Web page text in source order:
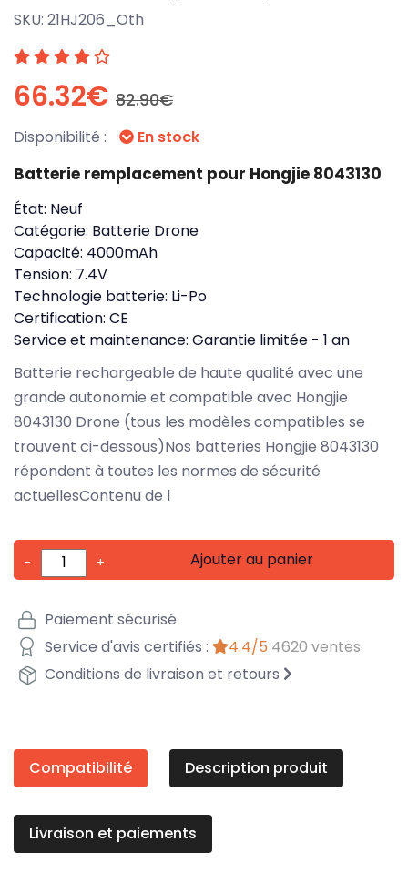
SKU: 21HJ206_Oth
66.32€ 82.90€
Disponibilité : En stock
Batterie remplacement pour Hongjie 8043130
État: Neuf
Catégorie: Batterie Drone
Capacité: 4000mAh
Tension: 7.4V
Technologie batterie: Li-Po
Certification: CE
Service et maintenance: Garantie limitée - 1 an
Batterie rechargeable de haute qualité avec une
grande autonomie et compatible avec Hongjie
8043130 Drone (tous les modèles compatibles se
trouvent ci-dessous)Nos batteries Hongjie 8043130
répondent à toutes les normes de sécurité
actuellesContenu de l
- + Ajouter au panier
Paiement sécurisé
Service d'avis certifiés :
4.4/5 4620 ventes
Conditions de livraison et retours
Compatibilité Description produit
Livraison et paiements